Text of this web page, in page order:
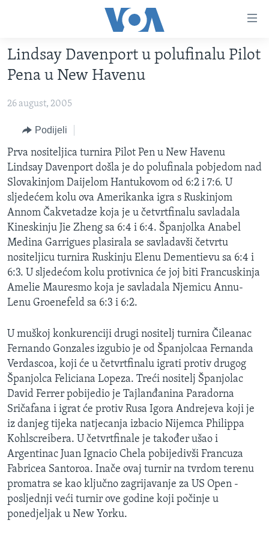
glavni
sadržaj
na
navigaciju
Idi
na
pretragu
TV PROGRAM
FOTOGRAFIJE DANA
VIJESTI
SJEDINJENE AMERIČKE DRŽAVE
BOSNA I HERCEGOVINA
SVIJET
NAUKA I TEHNOLOGIJA
SPECIJALNI PROJEKTI
KORUPCIJA
SLOBODA MEDIJA
ŽENSKA STRANA
IZBJEGLIČKA STRANA
MAGAZIN
O GLASU AMERIKE
Learning English
PRATITE NAS
Jezici
Lindsay Davenport u polufinalu Pilot
Pena u New Havenu
26 august, 2005
Podijeli
Prva nositeljica turnira Pilot Pen u New Havenu
Lindsay Davenport došla je do polufinala pobjedom nad
Slovakinjom Daijelom Hantukovom od 6:2 i 7:6. U
sljedećem kolu ova Amerikanka igra s Ruskinjom
Annom Čakvetadze koja je u četvrtfinalu savladala
Kineskinju Jie Zheng sa 6:4 i 6:4. Španjolka Anabel
Medina Garrigues plasirala se savladavši četvrtu
nositeljicu turnira Ruskinju Elenu Dementievu sa 6:4 i
6:3. U sljedećom kolu protivnica će joj biti Francuskinja
Amelie Mauresmo koja je savladala Njemicu Annu-
Lenu Groenefeld sa 6:3 i 6:2.
U muškoj konkurenciji drugi nositelj turnira Čileanac
Fernando Gonzales izgubio je od Španjolcaa Fernanda
Verdascoa, koji će u četvrtfinalu igrati protiv drugog
Španjolca Feliciana Lopeza. Treći nositelj Španjolac
David Ferrer pobijedio je Tajlanđanina Paradorna
Sričafana i igrat će protiv Rusa Igora Andrejeva koji je
iz danjeg tijeka natjecanja izbacio Nijemca Philippa
Kohlscreibera. U četvrtfinale je također ušao i
Argentinac Juan Ignacio Chela pobijedivši Francuza
Fabricea Santoroa. Inače ovaj turnir na tvrdom terenu
promatra se kao ključno zagrijavanje za US Open -
posljednji veći turnir ove godine koji počinje u
ponedjeljak u New Yorku.